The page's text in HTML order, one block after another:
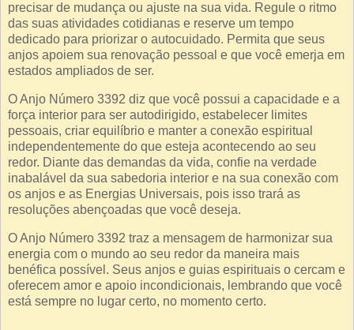
precisar de mudança ou ajuste na sua vida. Regule o ritmo
das suas atividades cotidianas e reserve um tempo
dedicado para priorizar o autocuidado. Permita que seus
anjos apoiem sua renovação pessoal e que você emerja em
estados ampliados de ser.
O Anjo Número 3392 diz que você possui a capacidade e a
força interior para ser autodirigido, estabelecer limites
pessoais, criar equilíbrio e manter a conexão espiritual
independentemente do que esteja acontecendo ao seu
redor. Diante das demandas da vida, confie na verdade
inabalável da sua sabedoria interior e na sua conexão com
os anjos e as Energias Universais, pois isso trará as
resoluções abençoadas que você deseja.
O Anjo Número 3392 traz a mensagem de harmonizar sua
energia com o mundo ao seu redor da maneira mais
benéfica possível. Seus anjos e guias espirituais o cercam e
oferecem amor e apoio incondicionais, lembrando que você
está sempre no lugar certo, no momento certo.